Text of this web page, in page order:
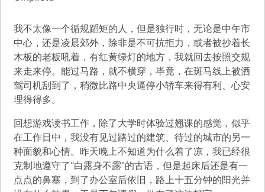
我不太像一个循规蹈矩的人，但是独行时，无论是中午市
中心，还是凌晨郊外，除非是不可抗拒力，或者被抄着长
木板的老板吼着，有红黄绿灯的地方，我就回去按照交规
来走来停。能过马路，就不横穿，毕竟，在斑马线上被酒
驾司机刮到了，稍微比路中央逼停小轿车来得有利、心安
理得得多。
回想游戏读书工作，除了大学时体验过翘课的感觉，似乎
在工作日中，我没有见过路过的建筑、待过的城市的另一
种面貌和心情。昨天晚上不知道为什么着了凉，我已经很
克制地遵守了“白露身不露”的古语，但是起床后还是有一
点点的鼻塞，到了办公室后依旧，路上十五分钟的阳光并